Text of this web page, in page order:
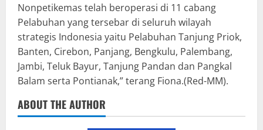
Nonpetikemas telah beroperasi di 11 cabang
Pelabuhan yang tersebar di seluruh wilayah
strategis Indonesia yaitu Pelabuhan Tanjung Priok,
Banten, Cirebon, Panjang, Bengkulu, Palembang,
Jambi, Teluk Bayur, Tanjung Pandan dan Pangkal
Balam serta Pontianak,” terang Fiona.(Red-MM).
ABOUT THE AUTHOR